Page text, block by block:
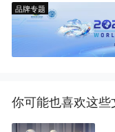
品牌专题
你可能也喜欢这些